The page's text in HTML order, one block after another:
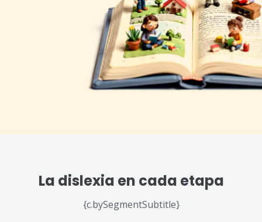
La dislexia en cada etapa
{c.bySegmentSubtitle}